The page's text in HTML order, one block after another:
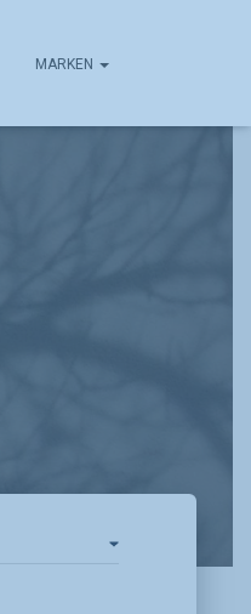
MARKEN